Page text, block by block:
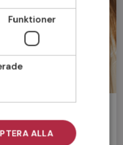
Funktioner
ALLA